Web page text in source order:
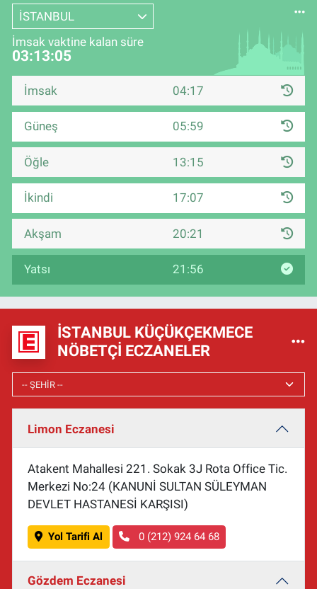
İSTANBUL
İmsak vaktine kalan süre
03:13:05
İmsak 04:17
Güneş 05:59
Öğle 13:15
İkindi 17:07
Akşam 20:21
Yatsı 21:56
İSTANBUL KÜÇÜKÇEKMECE
NÖBETÇI ECZANELER
Limon Eczanesi
Atakent Mahallesi 221. Sokak 3J Rota Office Tic.
Merkezi No:24 (KANUNİ SULTAN SÜLEYMAN
DEVLET HASTANESİ KARŞISI)
Yol Tarifi Al 0 (212) 924 64 68
Gözdem Eczanesi